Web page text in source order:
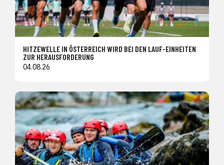
HITZEWELLE IN ÖSTERREICH WIRD BEI DEN LAUF-EINHEITEN
ZUR HERAUSFORDERUNG
04.08.26